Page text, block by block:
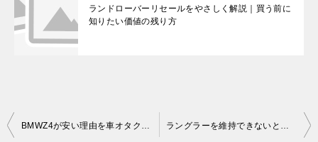
ランドローバーリセールをやさしく解説｜買う前に
知りたい価値の残り方
投